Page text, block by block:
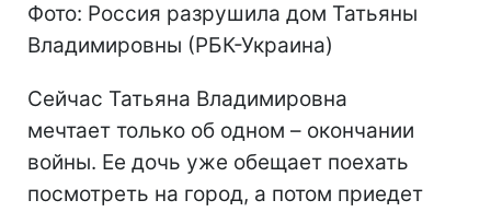
Фото: Россия разрушила дом Татьяны
Владимировны (РБК-Украина)
Сейчас Татьяна Владимировна
мечтает только об одном – окончании
войны. Ее дочь уже обещает поехать
посмотреть на город, а потом приедет